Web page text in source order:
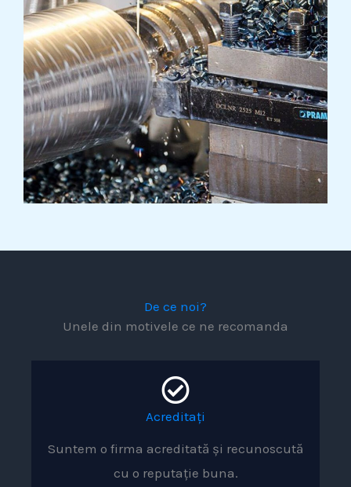
De ce noi?
Unele din motivele ce ne recomanda
Acreditați
Suntem o firma acreditată și recunoscută
cu o reputație buna.